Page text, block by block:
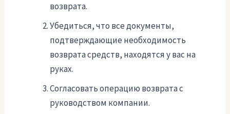
возврата.
Убедиться, что все документы,
подтверждающие необходимость
возврата средств, находятся у вас на
руках.
Согласовать операцию возврата с
руководством компании.